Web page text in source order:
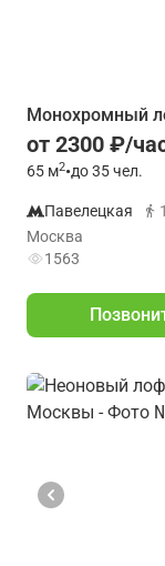
Монохромный
от 2300 ₽/
65 м2•до 35 чел.
Павелецкая
Москва
1563